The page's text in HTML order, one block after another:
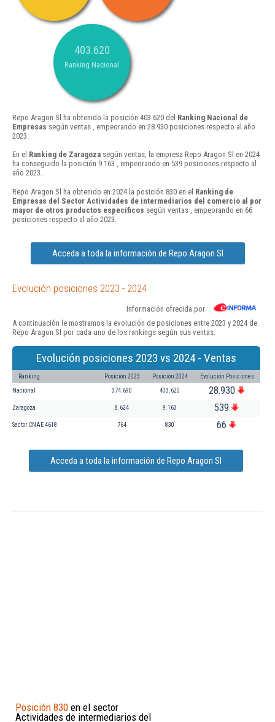
403.620
Ranking Nacional
Repo Aragon Sl ha obtenido la posición 403.620 del Ranking Nacional de
Empresas según ventas , empeorando en 28.930 posiciones respecto al año
2023.
En el Ranking de Zaragoza según ventas, la empresa Repo Aragon Sl en 2024
ha conseguido la posición 9.163 , empeorando en 539 posiciones respecto al
año 2023.
Repo Aragon Sl ha obtenido en 2024 la posición 830 en el Ranking de
Empresas del Sector Actividades de intermediarios del comercio al por
mayor de otros productos específicos según ventas , empeorando en 66
posiciones respecto al año 2023.
Acceda a toda la información de Repo Aragon Sl
Evolución posiciones 2023 - 2024
Información ofrecida por
A continuación le mostramos la evolución de posiciones entre 2023 y 2024 de
Repo Aragon Sl por cada uno de los rankings según sus ventas:
Evolución posiciones 2023 vs 2024 - Ventas
Ranking Posición 2023 Posición 2024 Evolución Posiciones
Nacional 374.690 403.620 28.930
Zaragoza 8.624 9.163 539
Sector CNAE 4618 764 830 66
Acceda a toda la información de Repo Aragon Sl
Posición 830 en el sector
Actividades de intermediarios del